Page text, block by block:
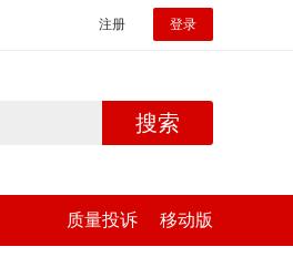
注册 登录
搜索
质量投诉 移动版